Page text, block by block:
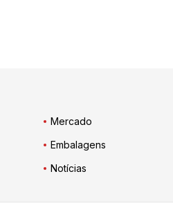
Mercado
Embalagens
Notícias